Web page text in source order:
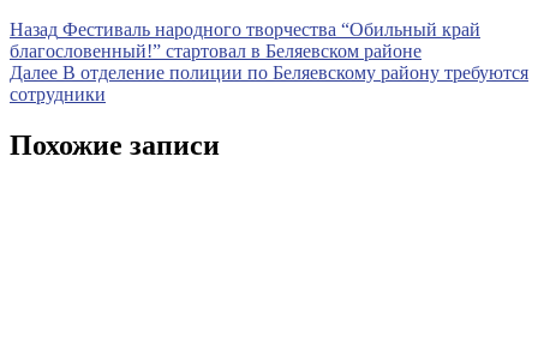
Навигация
по
записям
Назад Предыдущая
запись
Фестиваль народного творчества “Обильный край
благословенный!” стартовал в Беляевском районе
Далее Следующая
запись
В отделение полиции по Беляевскому району требуются
сотрудники
Похожие записи